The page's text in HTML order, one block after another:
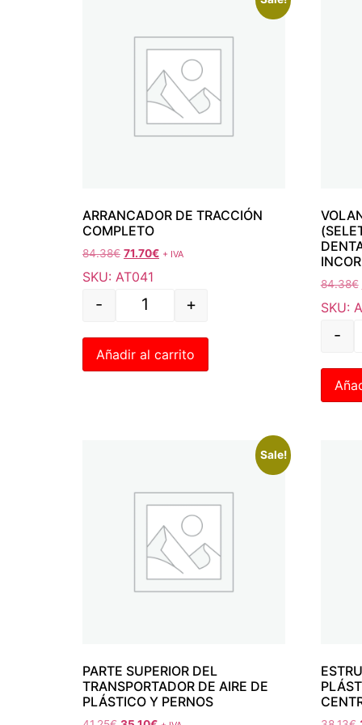
ARRANCADOR DE TRACCIÓN
COMPLETO
84.38€ 71.70€ + IVA
SKU: AT041
- +
Añadir al carrito
84.38€
SKU:
-
Sale!
PARTE SUPERIOR DEL
TRANSPORTADOR DE AIRE DE
PLÁSTICO Y PERNOS